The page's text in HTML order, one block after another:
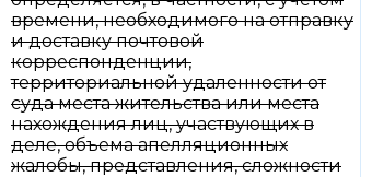
времени, необходимого на отправку
и доставку почтовой
корреспонденции,
территориальной удаленности от
суда места жительства или места
нахождения лиц, участвующих в
деле, объема апелляционных
жалобы, представления, сложности